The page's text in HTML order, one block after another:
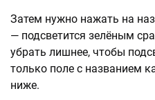
Затем нужно нажать на
— подсветится зелёным
убрать лишнее, чтобы
только поле с названием
ниже.